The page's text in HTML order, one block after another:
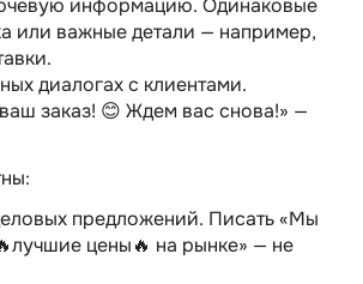
информацию. Одинаковые
или важные детали — например,
диалогах с клиентами.
заказ! 😊 Ждем вас снова!» —
предложений. Писать «Мы
цены🔥 на рынке» — не